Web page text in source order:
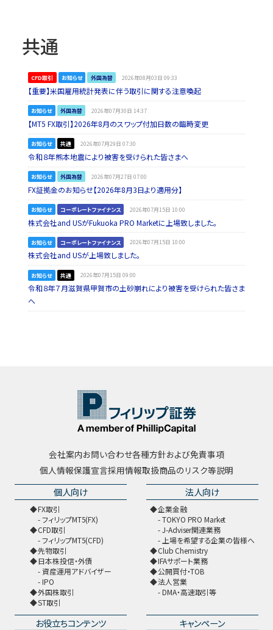
共通
CFD取引 お知らせ 外国為替 2026年08月03日 09:33
【重要】米国雇用統計発表に伴う取引に関する注意喚起
お知らせ 外国為替 2026年07月30日 14:37
【MT5 FX取引】2026年8月のスワップ付加日数の臨時変更
お知らせ 共通 2026年07月29日 07:30
令和８年熊本地震により被害を受けられた皆さまへ
お知らせ 外国為替 2026年07月27日 07:00
FX証拠金のお知らせ【2026年8月3日より適用分】
お知らせ コーポレートファイナンス 2026年07月15日 10:00
株式会社and USがFukuoka PRO Marketに上場致しました。
お知らせ コーポレートファイナンス 2026年07月15日 10:00
株式会社and USが上場致しました。
お知らせ 共通 2026年07月15日 09:00
令和８年７月滋賀県甲賀市の土砂崩れにより被害を受けられた皆さま
へ
会社案内お問い合わせ各種方針および免責事項
個人情報保護宣言採用情報取扱商品のリスク等説明
個人向け
FX取引
フィリップMT5(FX)
CFD取引
フィリップMT5(CFD)
先物取引
日本株投信・外債
資産運用アドバイザー
IPO
外国株取引
ST取引
法人向け
企業金融
TOKYO PRO Market
J-Adviser関連業務
上場を希望する企業の皆様へ
Club Chemistry
IFAサポート業務
公開買付・TOB
法人営業
DMA・高速取引等
お役立ちコンテンツ キャンペーン